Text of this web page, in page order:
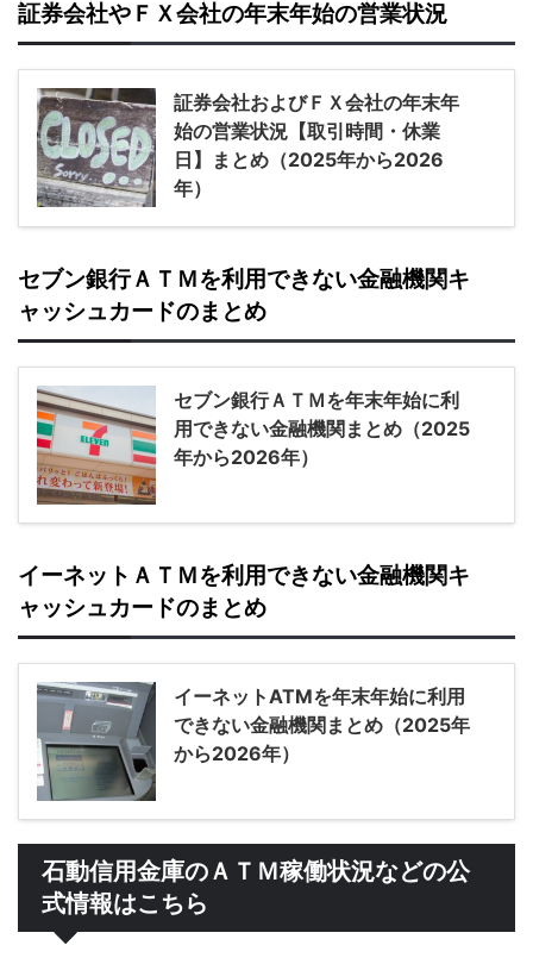
証券会社やＦＸ会社の年末年始の営業状況
証券会社およびＦＸ会社の年末年
始の営業状況【取引時間・休業
日】まとめ（2025年から2026
年）
セブン銀行ＡＴＭを利用できない金融機関キ
ャッシュカードのまとめ
セブン銀行ＡＴＭを年末年始に利
用できない金融機関まとめ（2025
年から2026年）
イーネットＡＴＭを利用できない金融機関キ
ャッシュカードのまとめ
イーネットATMを年末年始に利用
できない金融機関まとめ（2025年
から2026年）
石動信用金庫のＡＴＭ稼働状況などの公
式情報はこちら